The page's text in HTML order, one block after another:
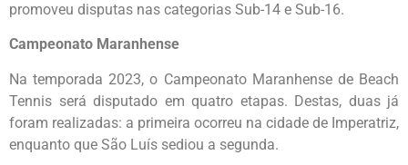
promoveu disputas nas categorias Sub-14 e Sub-16.
Campeonato Maranhense
Na temporada 2023, o Campeonato Maranhense de Beach
Tennis será disputado em quatro etapas. Destas, duas já
foram realizadas: a primeira ocorreu na cidade de Imperatriz,
enquanto que São Luís sediou a segunda.